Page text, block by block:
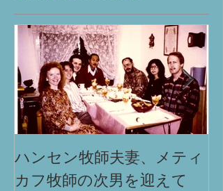
ハンセン牧師夫妻、メティ
カフ牧師の次男を迎えて